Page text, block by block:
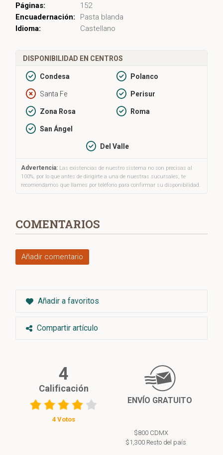
con ella, y lo más importante: ¿nos sustituirá algún día?
Páginas:
152
Encuadernación:
Pasta blanda
Idioma:
Castellano
DISPONIBILIDAD EN CENTROS
Condesa Polanco
Santa Fe Perisur
Zona Rosa Roma
San Ángel
Del Valle
Advertencia: Las existencias de nuestro sistema no son precisas al
100%, por lo que antes de dirigirte a una de nuestras sucursales, te
recomendamos que llames por teléfono para confirmar su disponibilidad.
COMENTARIOS
Añadir comentario
Añadir a favoritos
Compartir artículo
4
Calificación
4 Votos
ENVÍO GRATUITO
$800 CDMX
$1,300 Resto del país